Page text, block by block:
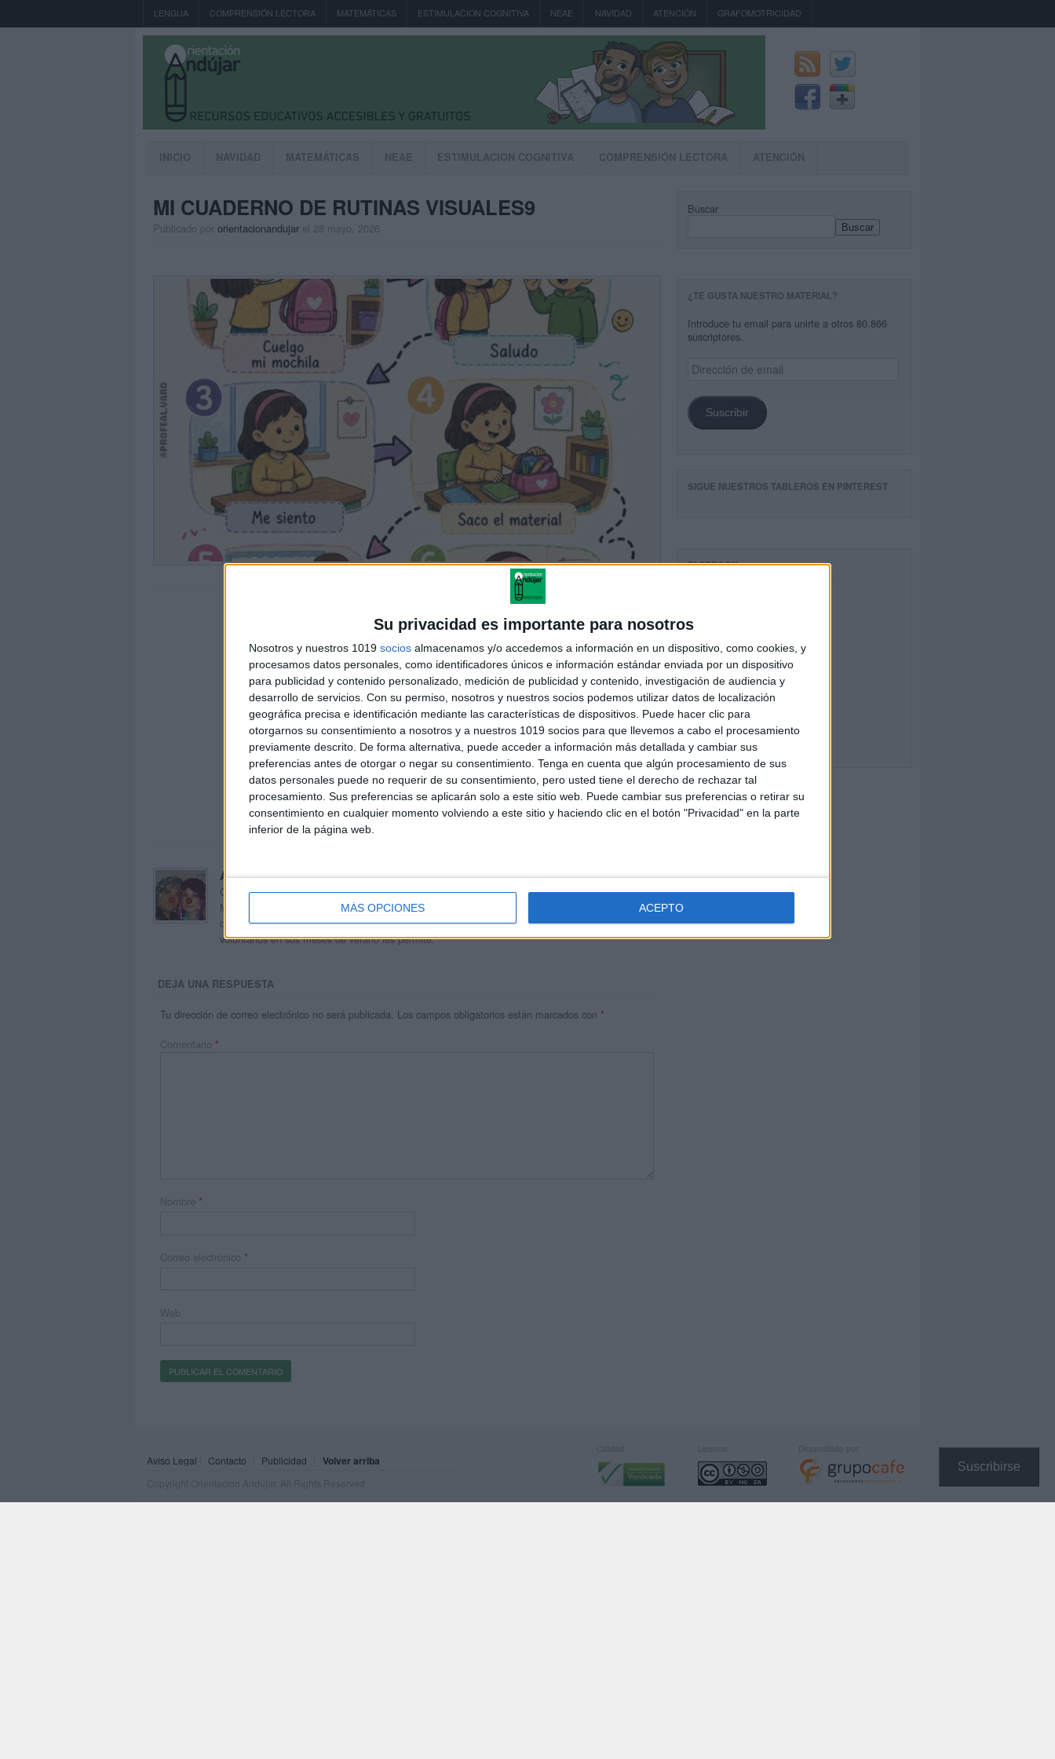
Su privacidad es importante para nosotros
Nosotros y nuestros 1019 socios almacenamos y/o accedemos a información en un dispositivo, como cookies, y
procesamos datos personales, como identificadores únicos e información estándar enviada por un dispositivo
para publicidad y contenido personalizado, medición de publicidad y contenido, investigación de audiencia y
desarrollo de servicios. Con su permiso, nosotros y nuestros socios podemos utilizar datos de localización
geográfica precisa e identificación mediante las características de dispositivos. Puede hacer clic para
otorgarnos su consentimiento a nosotros y a nuestros 1019 socios para que llevemos a cabo el procesamiento
previamente descrito. De forma alternativa, puede acceder a información más detallada y cambiar sus
preferencias antes de otorgar o negar su consentimiento. Tenga en cuenta que algún procesamiento de sus
datos personales puede no requerir de su consentimiento, pero usted tiene el derecho de rechazar tal
procesamiento. Sus preferencias se aplicarán solo a este sitio web. Puede cambiar sus preferencias o retirar su
consentimiento en cualquier momento volviendo a este sitio y haciendo clic en el botón "Privacidad" en la parte
inferior de la página web.
MÁS OPCIONES ACEPTO
Suscribirse
LENGUA COMPRENSIÓN LECTORA MATEMÁTICAS ESTIMULACION COGNITIVA NEAE NAVIDAD ATENCIÓN GRAFOMOTRICIDAD
INICIO NAVIDAD MATEMÁTICAS NEAE ESTIMULACION COGNITIVA COMPRENSIÓN LECTORA ATENCIÓN
MI CUADERNO DE RUTINAS VISUALES9
Publicado por orientacionandujar el 28 mayo, 2026
Acerca de orientacionandujar
Orientación Andújar no es solo un blog, es la apuesta personal de dos profesores Ginés y
Maribel, que además de ser pareja, son los encargados de los contenidos que encontramos
dentro del blog y en el cual, vuelcan la mayor parte del tiempo, que sus tareas como docentes, y
voluntarios en sus meses de verano les permite.
DEJA UNA RESPUESTA
Tu dirección de correo electrónico no será publicada. Los campos obligatorios están marcados con *
Comentario *
Nombre *
Correo electrónico *
Web
Buscar
Buscar
¿TE GUSTA NUESTRO MATERIAL?
Introduce tu email para unirte a otros 80.866
suscriptores.
Dirección
de
Suscribir
SIGUE NUESTROS TABLEROS EN PINTEREST
FACEBOOK
Aviso Legal Contacto Publicidad Volver arriba